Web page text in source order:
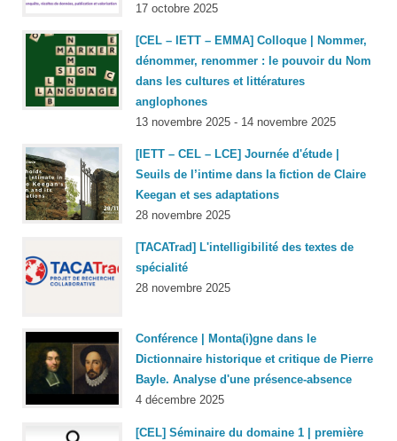
17 octobre 2025
[CEL – IETT – EMMA] Colloque | Nommer,
dénommer, renommer : le pouvoir du Nom
dans les cultures et littératures
anglophones
13 novembre 2025 - 14 novembre 2025
[IETT – CEL – LCE] Journée d'étude |
Seuils de l’intime dans la fiction de Claire
Keegan et ses adaptations
28 novembre 2025
[TACATrad] L'intelligibilité des textes de
spécialité
28 novembre 2025
Conférence | Monta(i)gne dans le
Dictionnaire historique et critique de Pierre
Bayle. Analyse d'une présence-absence
4 décembre 2025
[CEL] Séminaire du domaine 1 | première